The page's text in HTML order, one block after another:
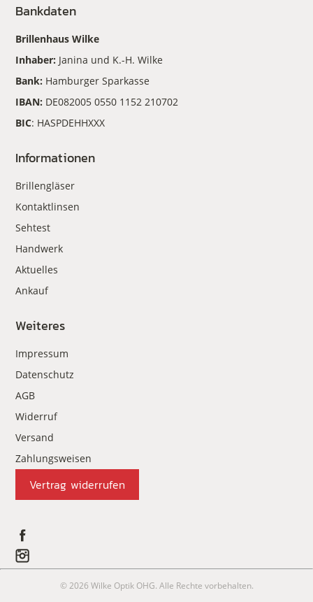
Bankdaten
Brillenhaus Wilke
Inhaber: Janina und K.-H. Wilke
Bank: Hamburger Sparkasse
IBAN: DE082005 0550 1152 210702
BIC: HASPDEHHXXX
Informationen
Brillengläser
Kontaktlinsen
Sehtest
Handwerk
Aktuelles
Ankauf
Weiteres
Impressum
Datenschutz
AGB
Widerruf
Versand
Zahlungsweisen
Vertrag widerrufen
© 2026 Wilke Optik OHG. Alle Rechte vorbehalten.